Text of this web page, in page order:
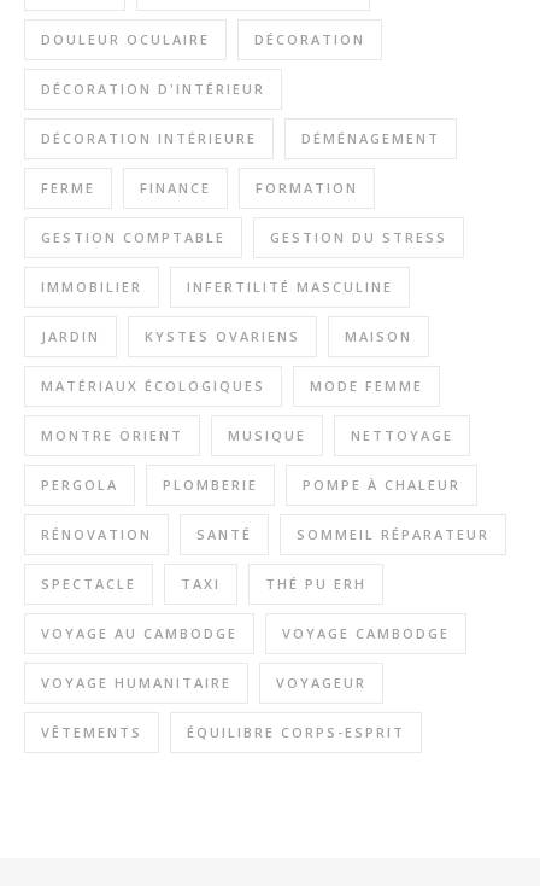
DOULEUR OCULAIRE DÉCORATION
DÉCORATION D'INTÉRIEUR
DÉCORATION INTÉRIEURE DÉMÉNAGEMENT
FERME FINANCE FORMATION
GESTION COMPTABLE GESTION DU STRESS
IMMOBILIER INFERTILITÉ MASCULINE
JARDIN KYSTES OVARIENS MAISON
MATÉRIAUX ÉCOLOGIQUES MODE FEMME
MONTRE ORIENT MUSIQUE NETTOYAGE
PERGOLA PLOMBERIE POMPE À CHALEUR
RÉNOVATION SANTÉ SOMMEIL RÉPARATEUR
SPECTACLE TAXI THÉ PU ERH
VOYAGE AU CAMBODGE VOYAGE CAMBODGE
VOYAGE HUMANITAIRE VOYAGEUR
VÊTEMENTS ÉQUILIBRE CORPS-ESPRIT